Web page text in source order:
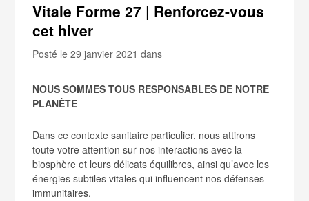
Vitale Forme 27 | Renforcez-vous
cet hiver
Posté le 29 janvier 2021dans
NOUS SOMMES TOUS RESPONSABLES DE NOTRE
PLANÈTE
Dans ce contexte sanitaire particulier, nous attirons
toute votre attention sur nos interactions avec la
biosphère et leurs délicats équilibres, ainsi qu’avec les
énergies subtiles vitales qui influencent nos défenses
immunitaires.